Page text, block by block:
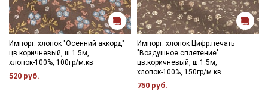
Импорт. хлопок "Осенний аккорд"
цв.коричневый, ш.1.5м,
хлопок-100%, 100гр/м.кв
520 руб.
Импорт. хлопок Цифр.печать
"Воздушное сплетение"
цв.коричневый, ш.1.5м,
хлопок-100%, 150гр/м.кв
750 руб.